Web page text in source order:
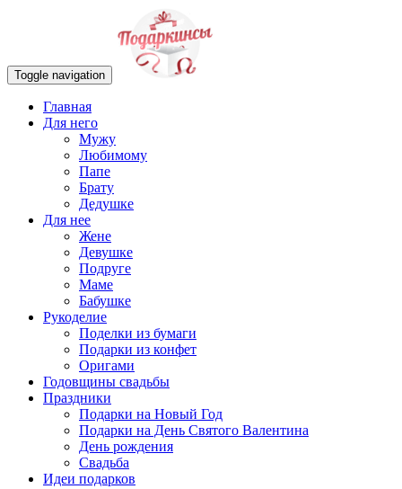
Toggle navigation
Главная
Для него
Мужу
Любимому
Папе
Брату
Дедушке
Для нее
Жене
Девушке
Подруге
Маме
Бабушке
Рукоделие
Поделки из бумаги
Подарки из конфет
Оригами
Годовщины свадьбы
Праздники
Подарки на Новый Год
Подарки на День Святого Валентина
День рождения
Свадьба
Идеи подарков